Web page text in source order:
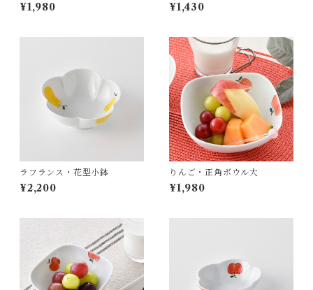
¥1,980 ¥1,430
ラフランス・花型小鉢
¥2,200
りんご・正角ボウル大
¥1,980